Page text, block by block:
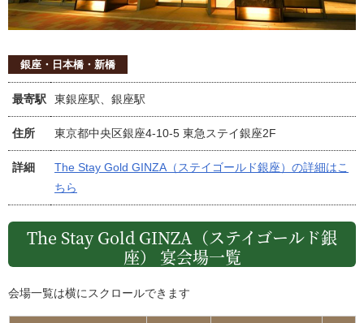
銀座・日本橋・新橋
最寄駅 東銀座駅、銀座駅
住所 東京都中央区銀座4-10-5 東急ステイ銀座2F
詳細
The Stay Gold GINZA（ステイゴールド銀座）の詳細はこ
ちら
The Stay Gold GINZA（ステイゴールド銀
座） 宴会場一覧
会場一覧は横にスクロールできます